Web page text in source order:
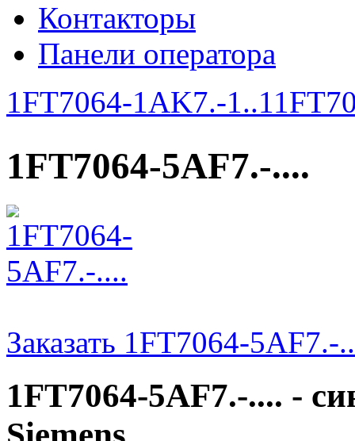
Контакторы
Панели оператора
1FT7064-1AK7.-1..1
1FT7064-5AF7.-....
Заказать 1FT7064-5AF7.-
1FT7064-5AF7.-.... -